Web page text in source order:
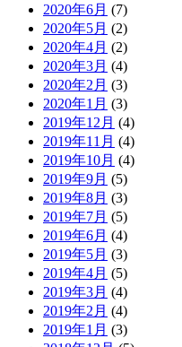
2020年6月 (7)
2020年5月 (2)
2020年4月 (2)
2020年3月 (4)
2020年2月 (3)
2020年1月 (3)
2019年12月 (4)
2019年11月 (4)
2019年10月 (4)
2019年9月 (5)
2019年8月 (3)
2019年7月 (5)
2019年6月 (4)
2019年5月 (3)
2019年4月 (5)
2019年3月 (4)
2019年2月 (4)
2019年1月 (3)